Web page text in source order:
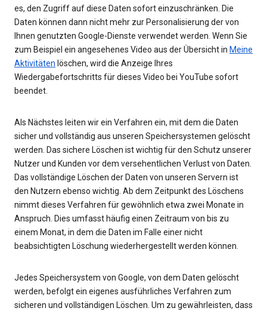
es, den Zugriff auf diese Daten sofort einzuschränken. Die
Daten können dann nicht mehr zur Personalisierung der von
Ihnen genutzten Google-Dienste verwendet werden. Wenn Sie
zum Beispiel ein angesehenes Video aus der Übersicht in Meine
Aktivitäten löschen, wird die Anzeige Ihres
Wiedergabefortschritts für dieses Video bei YouTube sofort
beendet.
Als Nächstes leiten wir ein Verfahren ein, mit dem die Daten
sicher und vollständig aus unseren Speichersystemen gelöscht
werden. Das sichere Löschen ist wichtig für den Schutz unserer
Nutzer und Kunden vor dem versehentlichen Verlust von Daten.
Das vollständige Löschen der Daten von unseren Servern ist
den Nutzern ebenso wichtig. Ab dem Zeitpunkt des Löschens
nimmt dieses Verfahren für gewöhnlich etwa zwei Monate in
Anspruch. Dies umfasst häufig einen Zeitraum von bis zu
einem Monat, in dem die Daten im Falle einer nicht
beabsichtigten Löschung wiederhergestellt werden können.
Jedes Speichersystem von Google, von dem Daten gelöscht
werden, befolgt ein eigenes ausführliches Verfahren zum
sicheren und vollständigen Löschen. Um zu gewährleisten, dass